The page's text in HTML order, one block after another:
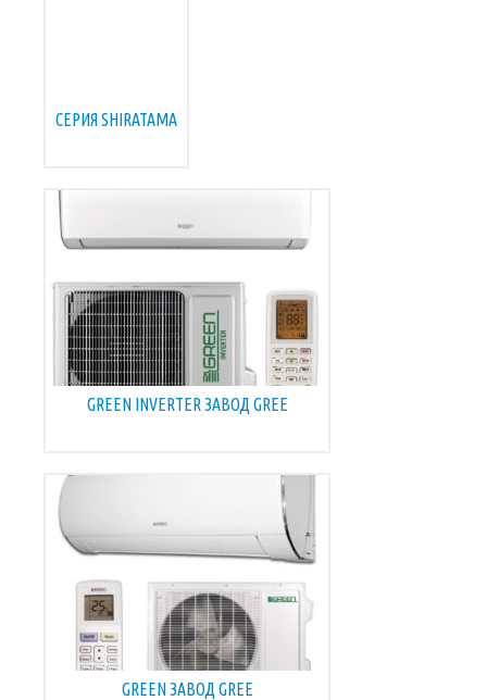
СЕРИЯ SHIRATAMA
GREEN INVERTER ЗАВОД GREE
GREEN ЗАВОД GREE